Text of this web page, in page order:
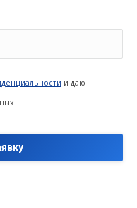
и даю